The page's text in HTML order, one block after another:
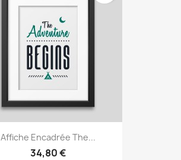
Affiche Encadrée The...
34,80 €